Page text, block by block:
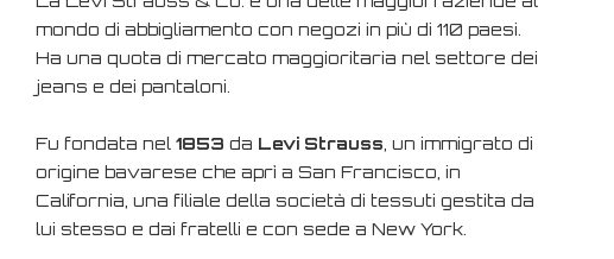
mondo di abbigliamento con negozi in più di 110 paesi.
Ha una quota di mercato maggioritaria nel settore dei
jeans e dei pantaloni.
Fu fondata nel 1853 da Levi Strauss , un immigrato di
origine bavarese che aprì a San Francisco, in
California, una filiale della società di tessuti gestita da
lui stesso e dai fratelli e con sede a New York.